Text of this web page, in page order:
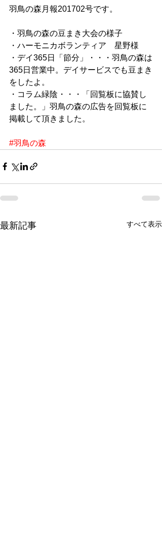
羽鳥の森月報201702号です。
・羽鳥の森の豆まき大会の様子
・ハーモニカボランティア　星野様
・デイ365日「節分」・・・羽鳥の森は
365日営業中。デイサービスでも豆まき
をしたよ。
・コラム緑陰・・・「回覧板に協賛し
ました。」羽鳥の森の広告を回覧板に
掲載して頂きました。
#羽鳥の森
最新記事 すべて表示